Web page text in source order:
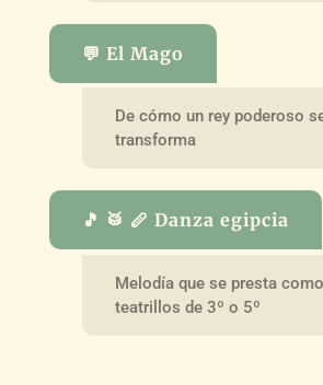
💬 El Mago
De cómo un rey poderoso
transforma
🎵 🥁 🪈 Danza egipcia
Melodía que se presta
teatrillos de 3º o 5º